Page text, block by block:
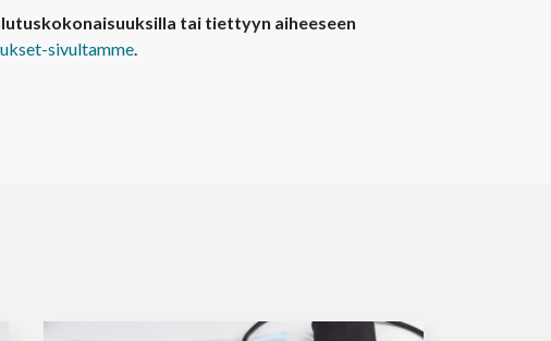
tai tiettyyn aiheeseen
sivultamme.